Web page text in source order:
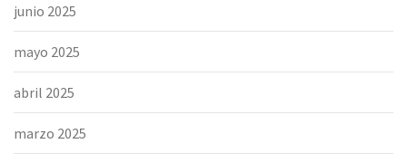
junio 2025
mayo 2025
abril 2025
marzo 2025